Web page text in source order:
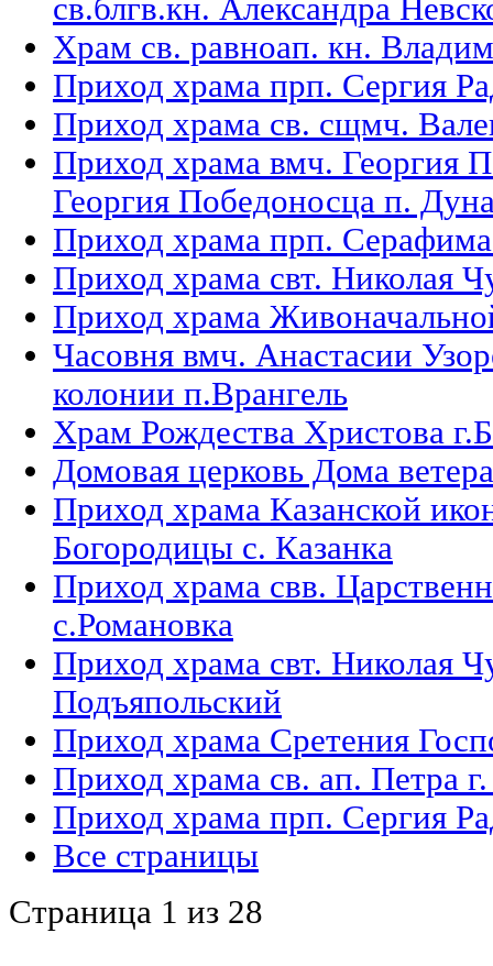
св.блгв.кн. Александра
Храм св. равноап. кн.
Приход храма прп. Сергия
Приход храма св. сщмч.
Приход храма вмч. Георгия
Георгия Победоносца п.
Приход храма прп.
Приход храма свт. Николая
Приход храма
Часовня вмч. Анастасии
колонии п.Врангель
Храм Рождества Христова
Домовая церковь Дома
Приход храма Казанской
Богородицы с. Казанка
Приход храма свв.
с.Романовка
Приход храма свт. Николая
Подъяпольский
Приход храма Сретения
Приход храма св. ап. Петра
Приход храма прп. Сергия
Все страницы
Страница 1 из 28